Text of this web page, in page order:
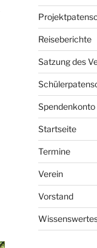
Reiseberichte
Satzung des
Spendenkonto
Startseite
Termine
Verein
Vorstand